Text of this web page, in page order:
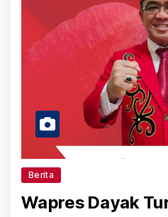
Berita
Wapres Dayak